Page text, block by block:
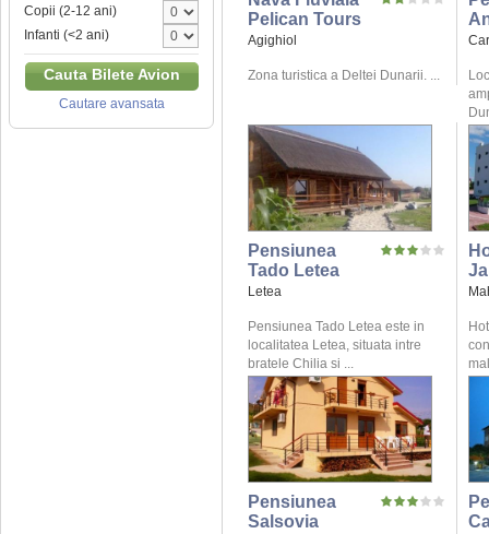
Copii (2-12 ani)
Infanti (<2 ani)
Cauta Bilete Avion
Cautare avansata
Pelican Tours
Agighiol
Zona turistica a Deltei Dunarii. ...
Pensiunea
Tado Letea
Letea
Pensiunea Tado Letea este in
localitatea Letea, situata intre
bratele Chilia si ...
Pensiunea
Salsovia